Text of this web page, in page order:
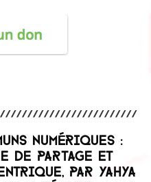
numériques :
de partage et
par Yahya